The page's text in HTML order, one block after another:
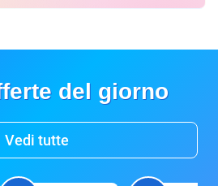
del giorno
Vedi tutte